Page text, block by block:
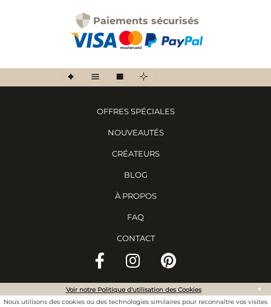
Paiements sécurisés
OFFRES SPÉCIALES
NOUVEAUTÉS
CRÉATEURS
BLOG
À PROPOS
FAQ
CONTACT
©2020 Ewadara. Tous droits réservés.
Voir notre Politique d'utilisation des Cookies ×
Nous utilisons des cookies ou des technologies similaires pour reconnaître vos visites